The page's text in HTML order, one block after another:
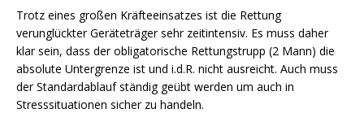
Trotz eines großen Kräfteeinsatzes ist die Rettung
verunglückter Geräteträger sehr zeitintensiv. Es muss daher
klar sein, dass der obligatorische Rettungstrupp (2 Mann) die
absolute Untergrenze ist und i.d.R. nicht ausreicht. Auch muss
der Standardablauf ständig geübt werden um auch in
Stresssituationen sicher zu handeln.